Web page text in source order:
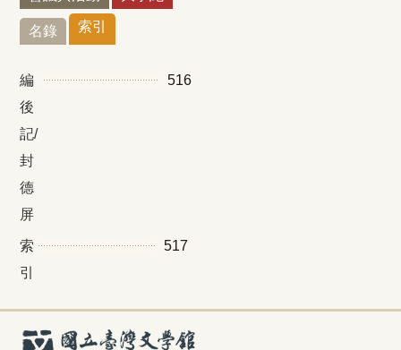
名錄 索引
編
後
記/
封
德
屏
516
索
引
517